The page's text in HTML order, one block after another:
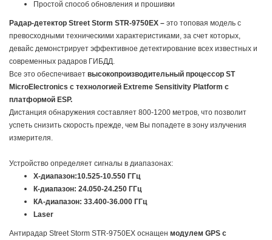
Простой способ обновления и прошивки
Радар-детектор Street Storm STR-9750EX – это топовая модель с
превосходными техническими характеристиками, за счет которых,
девайс демонстрирует эффективное детектирование всех известных и
современных радаров ГИБДД.
Все это обеспечивает высокопроизводительный процессор ST
MicroElectronics с технологией Extreme Sensitivity Platform с
платформой ESP.
Дистанция обнаружения составляет 800-1200 метров, что позволит
успеть снизить скорость прежде, чем Вы попадете в зону излучения
измерителя.
Устройство определяет сигналы в диапазонах:
X-диапазон:10.525-10.550 ГГц
К-диапазон: 24.050-24.250 ГГц
КА-диапазон: 33.400-36.000 ГГц
Laser
Антирадар Street Storm STR-9750EX оснащен модулем GPS с